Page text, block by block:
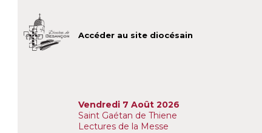
Accéder au site diocésain
Vendredi 7 Août 2026
Saint Gaétan de Thiene
Lectures de la Messe